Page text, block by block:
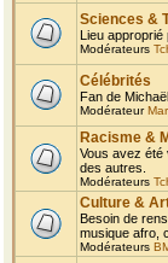
Sciences &
Lieu
Modérateurs
Célébrités
Fan de
Modérateur
Racisme &
Vous avez été
des autres.
Modérateurs
Culture &
Besoin de
musique afro,
Modérateurs